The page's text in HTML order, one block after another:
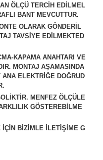
ÖLÇÜ TERCİH EDİLMEL
BANT MEVCUTTUR.
OLARAK GÖNDERİL
TAVSİYE EDİLMEKTED
KAPAMA ANAHTARI VE
MONTAJ AŞAMASINDA
ELEKTRİĞE DOĞRUD
MENFEZ ÖLÇÜLE
GÖSTEREBİLME
İÇİN BİZİMLE İLETİŞİME G